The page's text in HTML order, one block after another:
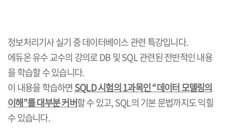
정보처리기사 실기 중 데이터베이스 관련 특강입니다.
에듀온 유수 교수의 강의로DB및SQL관련된 전반적인 내용
을 학습할 수 있습니다.
이 내용을 학습하면SQLD시험의1과목인“데이터 모델링의
이해”를 대부분 커버할 수 있고, SQL의 기본 문법까지도 익힐
수 있습니다.